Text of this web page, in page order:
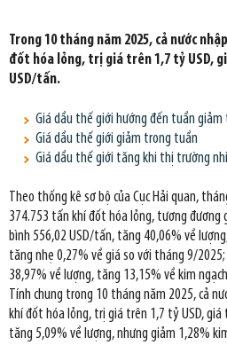
Trong 10 tháng năm 2025, cả nước
đốt hóa lỏng, trị giá trên 1,7 tỷ USD,
USD/tấn.
Giá dầu thế giới hướng đến tuần giảm
Giá dầu thế giới giảm trong tuần
Giá dầu thế giới tăng khi thị trường
Theo thống kê sơ bộ của Cục Hải quan,
374.753 tấn khí đốt hóa lỏng, tương đương
bình 556,02 USD/tấn, tăng 40,06% về
tăng nhẹ 0,27% về giá so với tháng 9/
38,97% về lượng, tăng 13,15% về kim
Tính chung trong 10 tháng năm 2025, cả
khí đốt hóa lỏng, trị giá trên 1,7 tỷ USD,
tăng 5,09% về lượng, nhưng giảm 1,28%